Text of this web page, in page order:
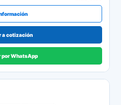
a cotización
por WhatsApp